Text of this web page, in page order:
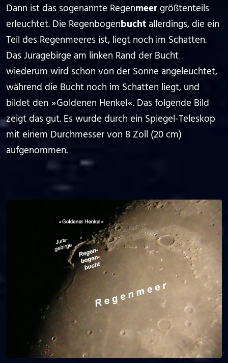
Dann ist das sogenannte Regenmeergrößtenteils
erleuchtet. Die Regenbogenbucht allerdings, die ein
Teil des Regenmeeres ist, liegt noch im Schatten.
Das Juragebirge am linken Rand der Bucht
wiederum wird schon von der Sonne angeleuchtet,
während die Bucht noch im Schatten liegt, und
bildet den ⁠ ⁠»⁠ ⁠Goldenen Henkel⁠ ⁠«⁠ ⁠. Das folgende Bild
zeigt das gut. Es wurde durch ein Spiegel-Teleskop
mit einem Durchmesser von 8 Zoll (20 cm)
aufgenommen.